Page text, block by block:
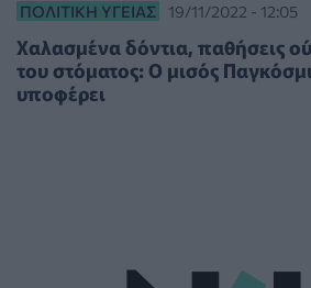
ΠΟΛΙΤΙΚΉ ΥΓΕΊΑΣ 19/11/2022 - 12:05
Χαλασμένα δόντια, παθήσεις
του στόματος: Ο μισός
υποφέρει